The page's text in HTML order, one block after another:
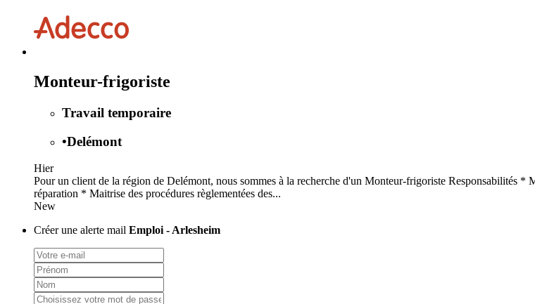
Monteur-frigoriste
Travail temporaire
•Delémont
Hier
Pour un client de la région de Delémont, nous sommes à la recherche d'un Monteur-frigoriste Responsabilités
réparation * Maitrise des procédures règlementées des...
New
Créer une alerte mail Emploi - Arlesheim